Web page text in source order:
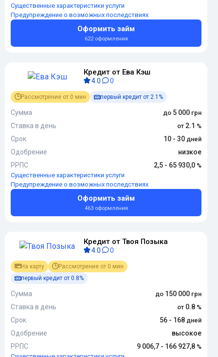
Существенные характеристики услуги
Предупреждение о возможных последствиях
Оформить займ
622 оформления
Кредит от Ева Кэш
4.0 0
Рассмотрение от 0 мин первый кредит от 2.1%
Сумма
5 000
Ставка в день
2.1
Срок
10 - 30
Одобрение
низкое
РРПС
2,5 - 65 930,0
Существенные характеристики услуги
Предупреждение о возможных последствиях
Оформить займ
463 оформления
Кредит от Твоя Позыка
4.0 0
На карту
Рассмотрение от 0 мин
первый кредит от 0.8%
Сумма
150 000
Ставка в день
0.8
Срок
56 - 168
Одобрение
высокое
РРПС
9 006,7 - 166 927,8